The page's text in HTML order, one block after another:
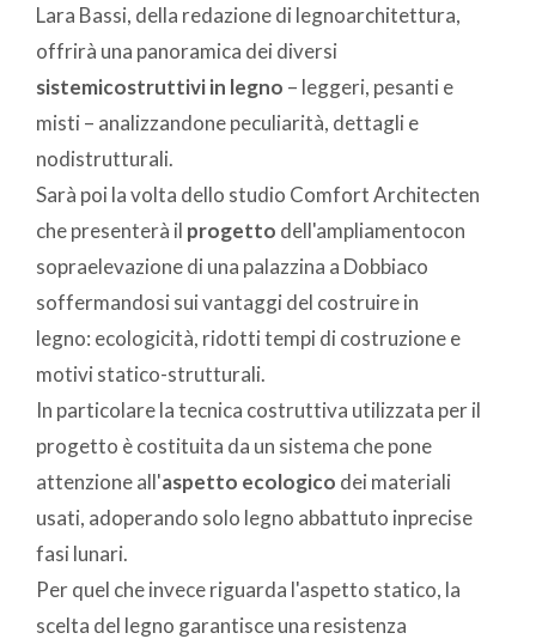
Lara Bassi, della redazione di legnoarchitettura,
offrirà una panoramica dei diversi
sistemicostruttivi in legno – leggeri, pesanti e
misti – analizzandone peculiarità, dettagli e
nodistrutturali.
Sarà poi la volta dello studio Comfort Architecten
che presenterà il progetto dell'ampliamentocon
sopraelevazione di una palazzina a Dobbiaco
soffermandosi sui vantaggi del costruire in
legno: ecologicità, ridotti tempi di costruzione e
motivi statico-strutturali.
In particolare la tecnica costruttiva utilizzata per il
progetto è costituita da un sistema che pone
attenzione all'aspetto ecologico dei materiali
usati, adoperando solo legno abbattuto inprecise
fasi lunari.
Per quel che invece riguarda l'aspetto statico, la
scelta del legno garantisce una resistenza